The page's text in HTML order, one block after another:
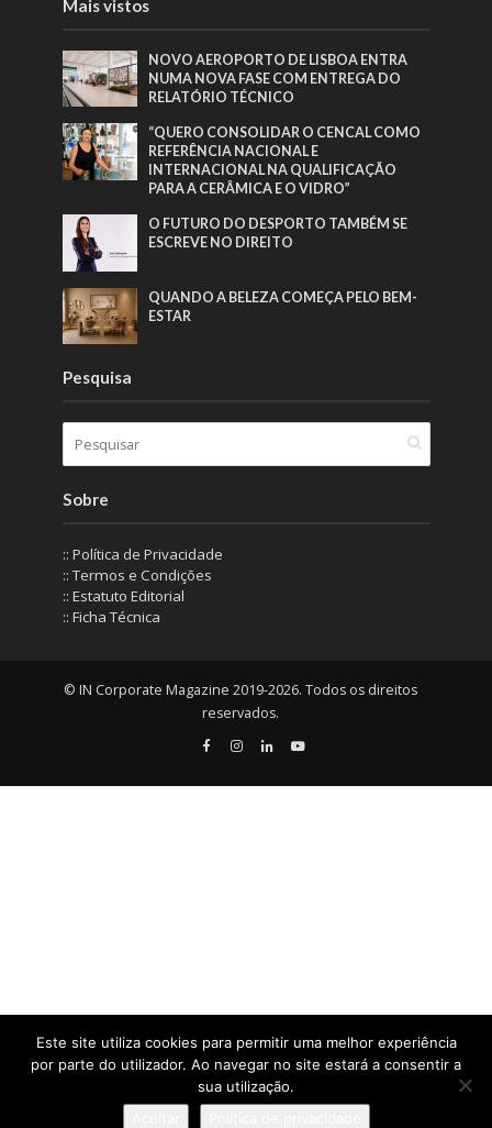
Mais vistos
NOVO AEROPORTO DE LISBOA ENTRA
NUMA NOVA FASE COM ENTREGA DO
RELATÓRIO TÉCNICO
“QUERO CONSOLIDAR O CENCAL COMO
REFERÊNCIA NACIONAL E
INTERNACIONAL NA QUALIFICAÇÃO
PARA A CERÂMICA E O VIDRO”
O FUTURO DO DESPORTO TAMBÉM SE
ESCREVE NO DIREITO
QUANDO A BELEZA COMEÇA PELO BEM-
ESTAR
Pesquisa
Sobre
:: Política de Privacidade
:: Termos e Condições
:: Estatuto Editorial
:: Ficha Técnica
© IN Corporate Magazine 2019-2026. Todos os direitos
reservados.
Este site utiliza cookies para permitir uma melhor experiência
por parte do utilizador. Ao navegar no site estará a consentir a
sua utilização.